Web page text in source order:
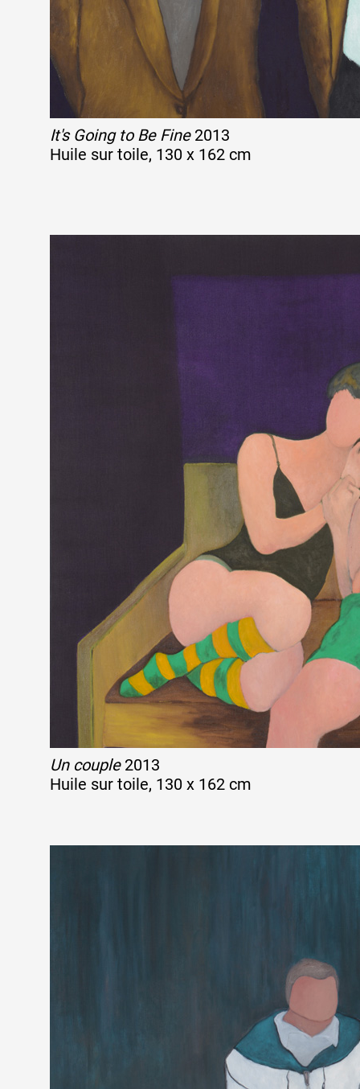
It's Going to Be Fine2013
Huile sur toile, 130 x 162 cm
Un couple2013
Huile sur toile, 130 x 162 cm